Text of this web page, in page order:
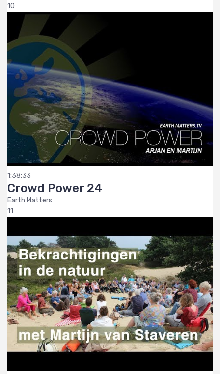
10
1:38:33
Crowd Power 24
Earth Matters
11